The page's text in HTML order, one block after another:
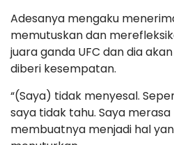
Adesanya mengaku
memutuskan dan
juara ganda UFC dan dia
diberi kesempatan.
“(Saya) tidak menyesal.
saya tidak tahu. Saya
membuatnya menjadi hal